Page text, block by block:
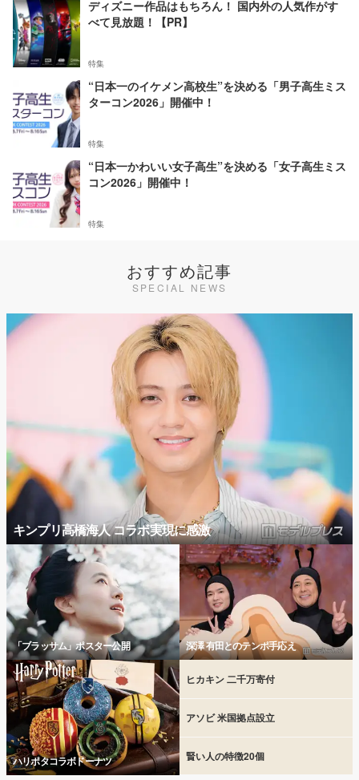
ディズニー作品はもちろん！ 国内外の人気作がす
べて見放題！【PR】
特集
“日本一のイケメン高校生”を決める「男子高生ミス
ターコン2026」開催中！
特集
“日本一かわいい女子高生”を決める「女子高生ミス
コン2026」開催中！
特集
おすすめ記事
SPECIAL NEWS
キンプリ高橋海人 コラボ実現に感激
「ブラッサム」ポスター公開 深澤 有田とのテンポ手応え
ハリポタコラボドーナツ
ヒカキン 二千万寄付
アソビ 米国拠点設立
賢い人の特徴20個